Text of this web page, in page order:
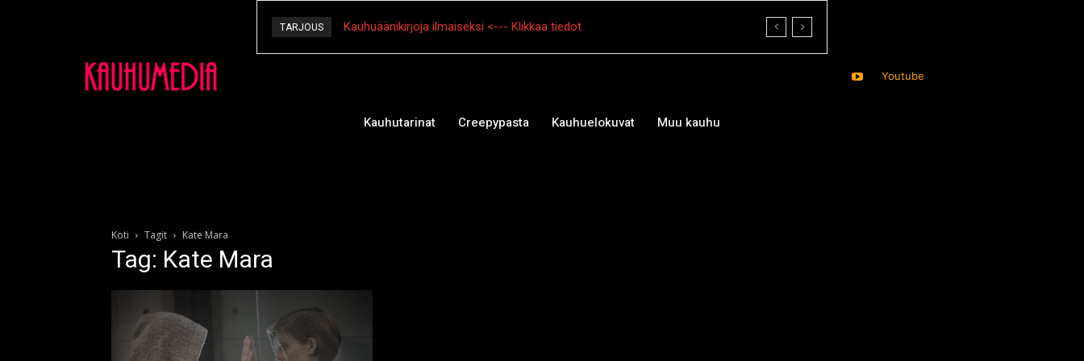
TARJOUS Kauhuäänikirjoja ilmaiseksi <--- Klikkaa tiedot
Kauhutarinat Creepypasta Kauhuelokuvat Muu kauhu
Youtube
Koti Tagit Kate Mara
Tag: Kate Mara